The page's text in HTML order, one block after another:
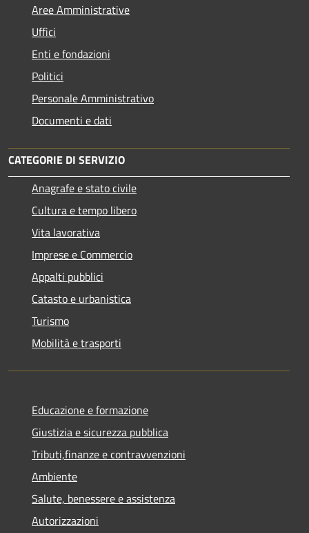
Aree Amministrative
Uffici
Enti e fondazioni
Politici
Personale Amministrativo
Documenti e dati
CATEGORIE DI SERVIZIO
Anagrafe e stato civile
Cultura e tempo libero
Vita lavorativa
Imprese e Commercio
Appalti pubblici
Catasto e urbanistica
Turismo
Mobilità e trasporti
Educazione e formazione
Giustizia e sicurezza pubblica
Tributi,finanze e contravvenzioni
Ambiente
Salute, benessere e assistenza
Autorizzazioni